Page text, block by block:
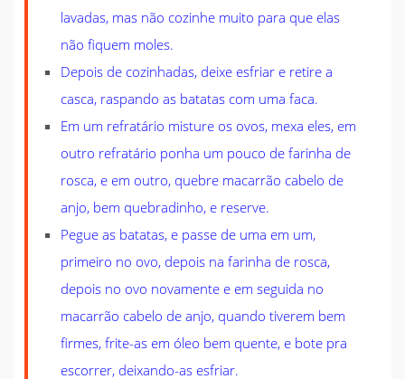
lavadas, mas não cozinhe muito para que elas
não fiquem moles.
Depois de cozinhadas, deixe esfriar e retire a
casca, raspando as batatas com uma faca.
Em um refratário misture os ovos, mexa eles, em
outro refratário ponha um pouco de farinha de
rosca, e em outro, quebre macarrão cabelo de
anjo, bem quebradinho, e reserve.
Pegue as batatas, e passe de uma em um,
primeiro no ovo, depois na farinha de rosca,
depois no ovo novamente e em seguida no
macarrão cabelo de anjo, quando tiverem bem
firmes, frite-as em óleo bem quente, e bote pra
escorrer, deixando-as esfriar.